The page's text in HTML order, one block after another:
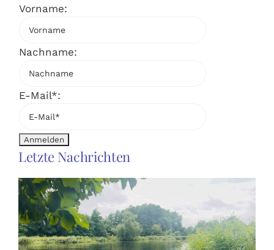
Vorname:
Nachname:
E-Mail*:
Letzte Nachrichten